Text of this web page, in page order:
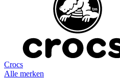
Crocs
Alle merken